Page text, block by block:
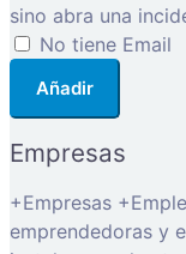
sino abra una
No tiene Email
Añadir
Empresas
+Empresas
emprendedoras y